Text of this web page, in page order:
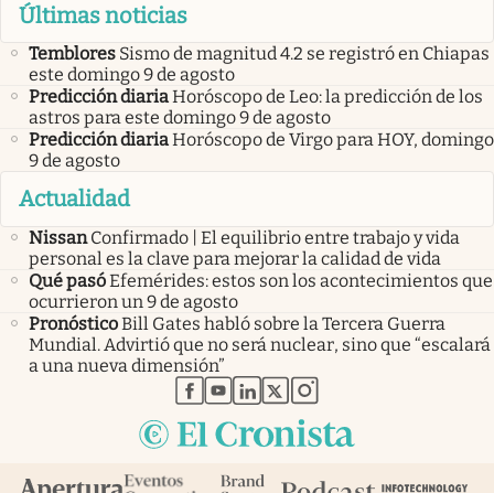
Últimas noticias
Temblores Sismo de magnitud 4.2 se registró en Chiapas
este domingo 9 de agosto
Predicción diariaHoróscopo de Leo: la predicción de los
astros para este domingo 9 de agosto
Predicción diariaHoróscopo de Virgo para HOY, domingo
9 de agosto
Actualidad
Nissan Confirmado | El equilibrio entre trabajo y vida
personal es la clave para mejorar la calidad de vida
Qué pasóEfemérides: estos son los acontecimientos que
ocurrieron un 9 de agosto
PronósticoBill Gates habló sobre la Tercera Guerra
Mundial. Advirtió que no será nuclear, sino que “escalará
a una nueva dimensión”
abre en nueva pestaña
abre en nueva pestaña
abre en nueva pestaña
abre en nueva pestaña
abre en nueva pestaña